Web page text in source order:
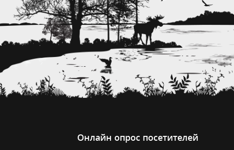
Онлайн опрос посетителей